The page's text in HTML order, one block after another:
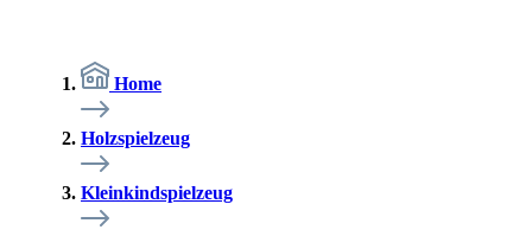
Home
Holzspielzeug
Kleinkindspielzeug